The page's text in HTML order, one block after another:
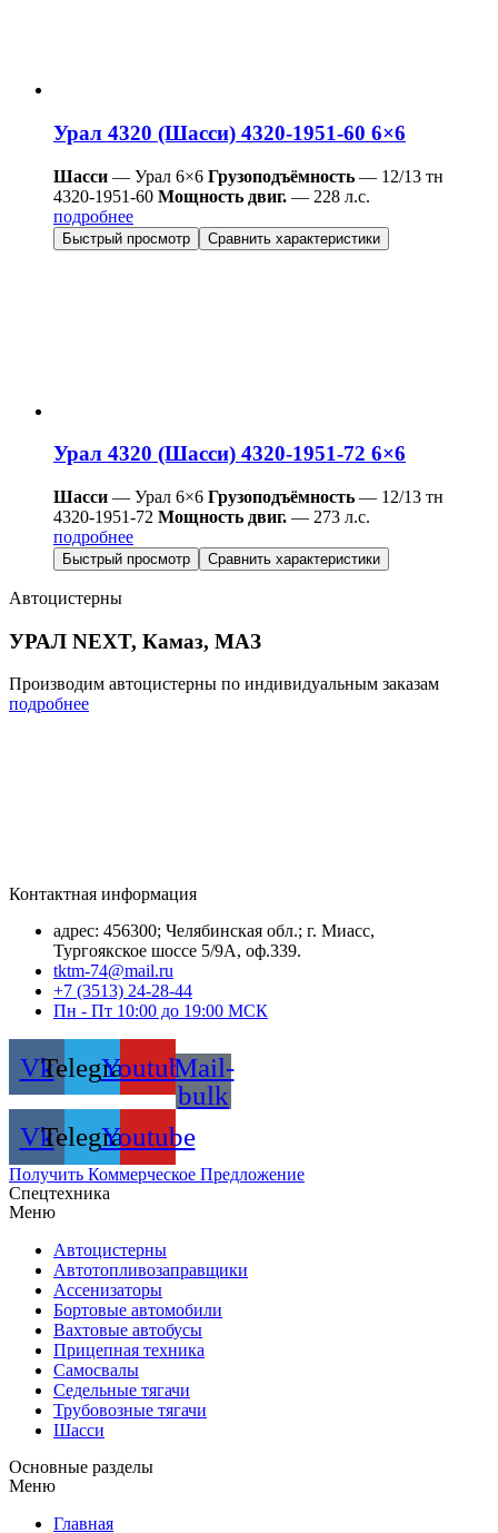
Урал 4320 (Шасси) 4320-1951-60 6×6
Шасси — Урал 6×6 Грузоподъёмность — 12/13 тн
4320-1951-60 Мощность двиг. — 228 л.с.
подробнее
Быстрый просмотр Сравнить характеристики
Урал 4320 (Шасси) 4320-1951-72 6×6
Шасси — Урал 6×6 Грузоподъёмность — 12/13 тн
4320-1951-72 Мощность двиг. — 273 л.с.
подробнее
Быстрый просмотр Сравнить характеристики
Автоцистерны
УРАЛ NEXT, Камаз, МАЗ
Производим автоцистерны по индивидуальным заказам
подробнее
Контактная информация
адрес: 456300; Челябинская обл.; г. Миасс,
Тургоякское шоссе 5/9А, оф.339.
tktm-74@mail.ru
+7 (3513) 24-28-44
Пн - Пт 10:00 до 19:00 МСК
VkTelegramYoutubeMail-
bulk
VkTelegramYoutube
Получить Коммерческое Предложение
Спецтехника
Меню
Автоцистерны
Автотопливозаправщики
Ассенизаторы
Бортовые автомобили
Вахтовые автобусы
Прицепная техника
Самосвалы
Седельные тягачи
Трубовозные тягачи
Шасси
Основные разделы
Меню
Главная